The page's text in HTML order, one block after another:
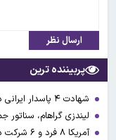
ارسال نظر
پربیننده ترین
شهادت ۴ پاسدار ایرانی در حمله دیشب آمریکت و عربستان به عراق
لیندزی گراهام،
آمریکا ۸ فرد و ۶ شرکت در ارتباط با دولت ایران را تحریم کرد